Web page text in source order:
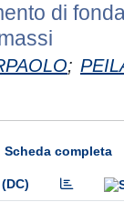
di
;
Scheda completa